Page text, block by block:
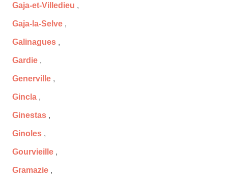
Gaja-et-Villedieu ,
Gaja-la-Selve ,
Galinagues ,
Gardie ,
Generville ,
Gincla ,
Ginestas ,
Ginoles ,
Gourvieille ,
Gramazie ,